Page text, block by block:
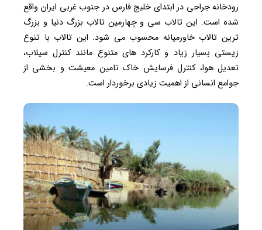
رودخانه جراحی در ابتدای خلیج فارس در جنوب غربی ایران واقع
شده است. این تالاب سی و چهارمین تالاب بزرگ دنیا و بزرگ
ترین تالاب خاورمیانه محسوب می شود. این تالاب با تنوع
زیستی بسیار زیاد و کارکرد های متنوع مانند کنترل سیلاب،
تعدیل هوا، کنترل فرسایش خاک تامین معیشت و بخشی از
جوامع انسانی از اهمیت زیادی برخوردار است.